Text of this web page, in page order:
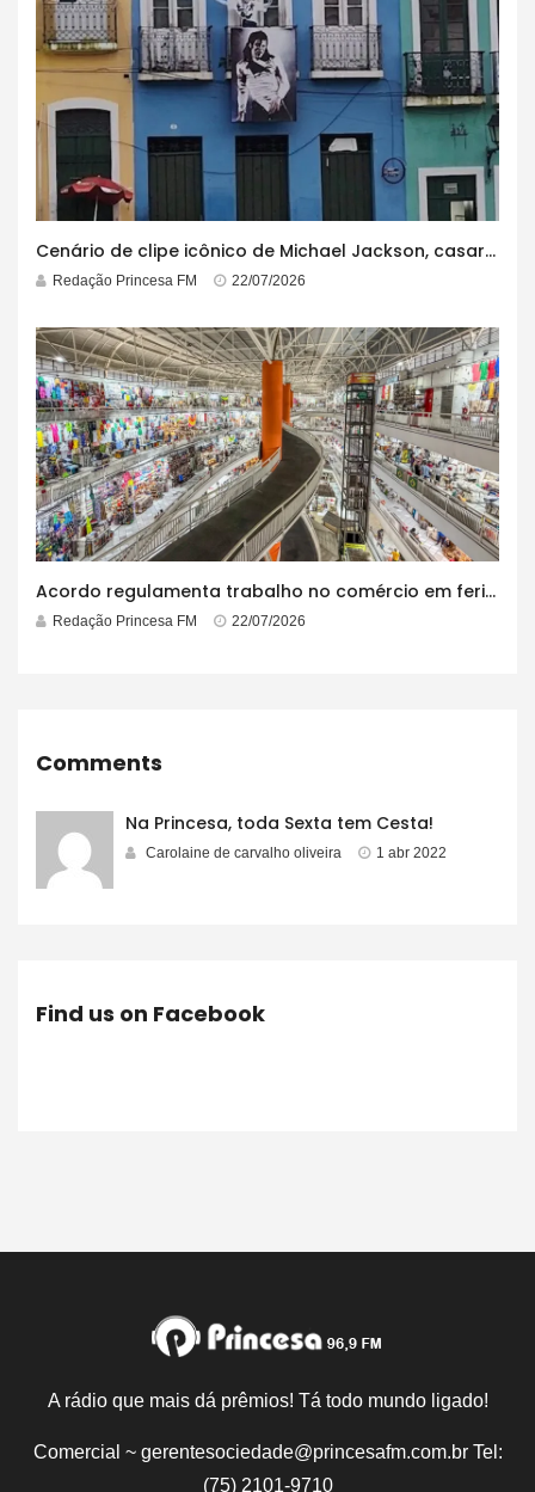
Cenário de clipe icônico de Michael Jackson, casarão azul no centro do Pelourinho enfrenta ordem de desocupação
Redação Princesa FM 22/07/2026
Acordo regulamenta trabalho no comércio em feriados
Redação Princesa FM 22/07/2026
Comments
Na Princesa, toda Sexta tem Cesta!
Carolaine de carvalho oliveira 1 abr 2022
Find us on Facebook
A rádio que mais dá prêmios! Tá todo mundo ligado!
Comercial ~ gerentesociedade@princesafm.com.br Tel:
(75) 2101-9710